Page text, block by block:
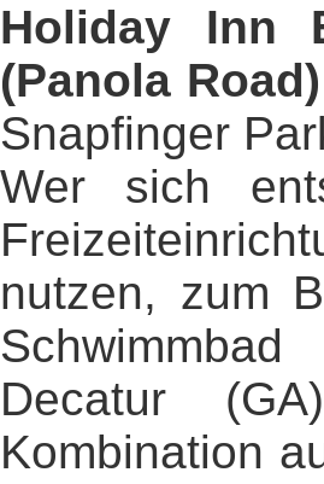
Holiday Inn
(Panola Road)
Snapfinger
Wer sich
nutzen, zum
Decatur
Kombination